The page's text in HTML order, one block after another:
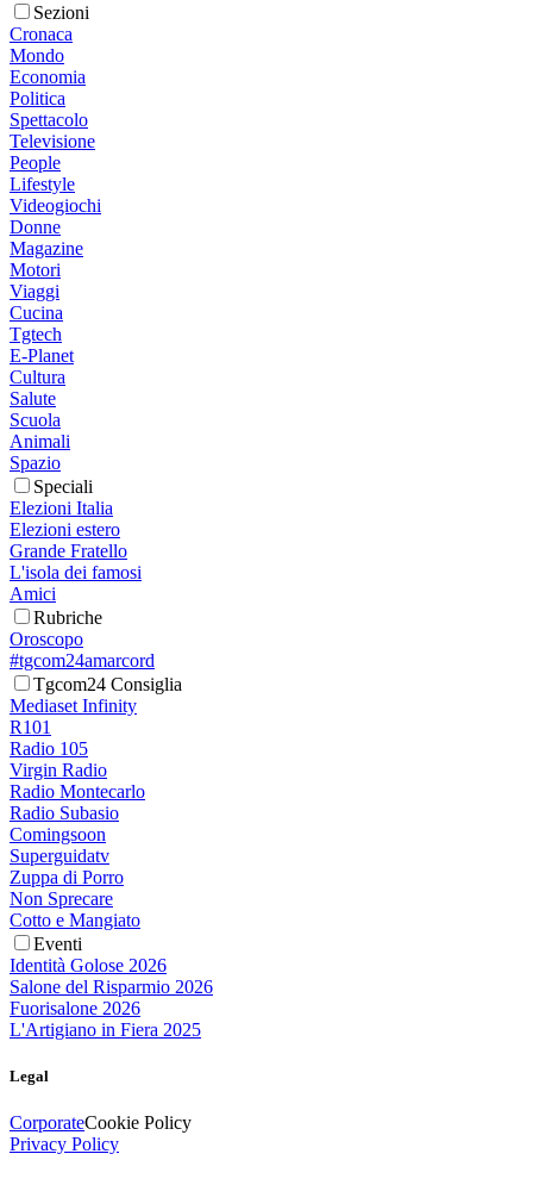
Sezioni
Cronaca
Mondo
Economia
Politica
Spettacolo
Televisione
People
Lifestyle
Videogiochi
Donne
Magazine
Motori
Viaggi
Cucina
Tgtech
E-Planet
Cultura
Salute
Scuola
Animali
Spazio
Speciali
Elezioni Italia
Elezioni estero
Grande Fratello
L'isola dei famosi
Amici
Rubriche
Oroscopo
#tgcom24amarcord
Tgcom24 Consiglia
Mediaset Infinity
R101
Radio 105
Virgin Radio
Radio Montecarlo
Radio Subasio
Comingsoon
Superguidatv
Zuppa di Porro
Non Sprecare
Cotto e Mangiato
Eventi
Identità Golose 2026
Salone del Risparmio 2026
Fuorisalone 2026
L'Artigiano in Fiera 2025
Legal
CorporateCookie Policy
Privacy Policy